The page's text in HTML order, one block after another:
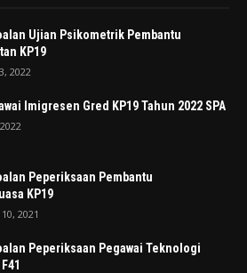
Ujian Psikometrik Pembantu
KP19
2022
Imigresen Gred KP19 Tahun 2022 SPA
Peperiksaan Pembantu
KP19
2021
Peperiksaan Pegawai Teknologi